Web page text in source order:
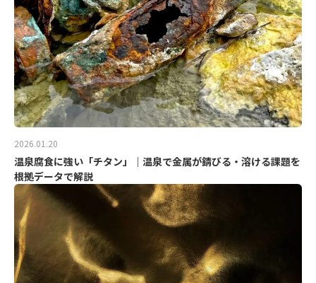
2026.01.20
温泉腐食に強い「チタン」｜温泉で金属が錆びる・溶ける課題を
根拠データで解説